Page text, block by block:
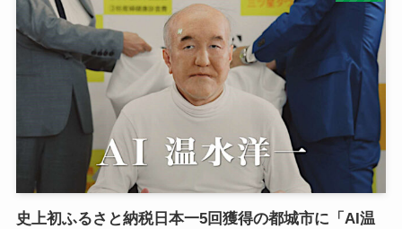
史上初ふるさと納税日本一5回獲得の都城市に「AI温